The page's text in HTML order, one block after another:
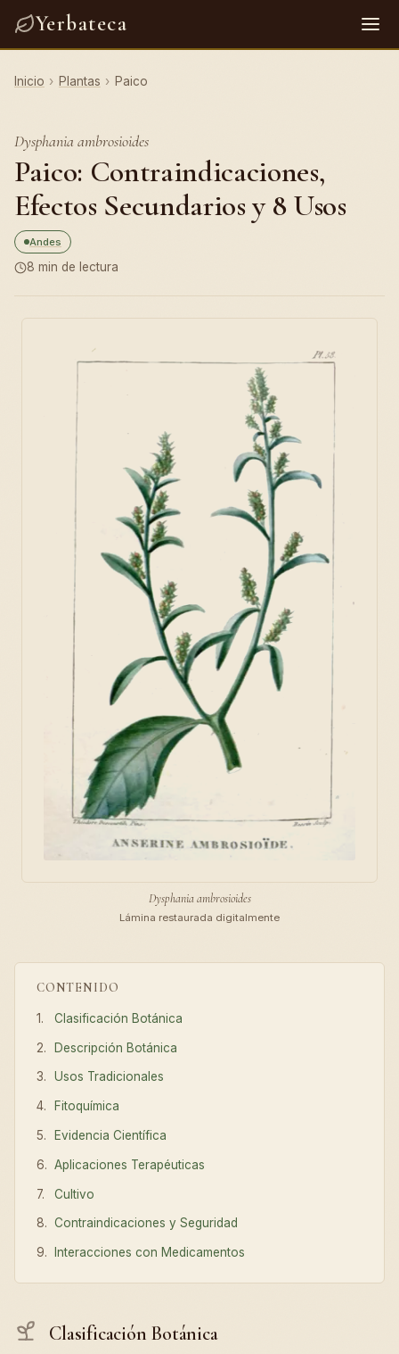
Yerbateca
Inicio › Plantas › Paico
Dysphania ambrosioides
Paico: Contraindicaciones,
Efectos Secundarios y 8 Usos
Andes
8 min de lectura
CONTENIDO
Clasificación Botánica
Descripción Botánica
Usos Tradicionales
Fitoquímica
Evidencia Científica
Aplicaciones Terapéuticas
Cultivo
Contraindicaciones y Seguridad
Interacciones con Medicamentos
Clasificación Botánica
Dysphania ambrosioides
Lámina restaurada digitalmente